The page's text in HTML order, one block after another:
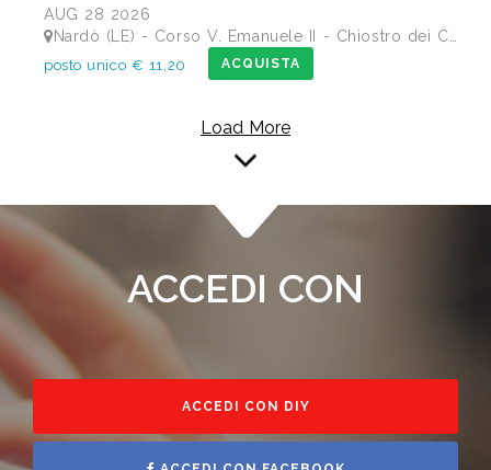
AUG 28 2026
Nardò (LE) - Corso V. Emanuele II - Chiostro dei Carmelitani
posto unico € 11,20 ACQUISTA
Load More
ACCEDI CON
ACCEDI CON DIY